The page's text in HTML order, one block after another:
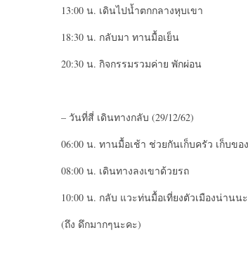
13:00 น. เดินไปน้ำตกกลางหุบเขา
18:30 น. กลับมา ทานมื้อเย็น
20:30 น. กิจกรรมรวมค่าย พักผ่อน
– วันที่สี่ เดินทางกลับ (29/12/62)
06:00 น. ทานมื้อเช้า ช่วยกันเก็บครัว เก็บของ
08:00 น. เดินทางลงเขาด้วยรถ
10:00 น. กลับ แวะท่นมื้อเที่ยงตัวเมืองน่าน
(ถึง ดึกมากๆนะคะ)